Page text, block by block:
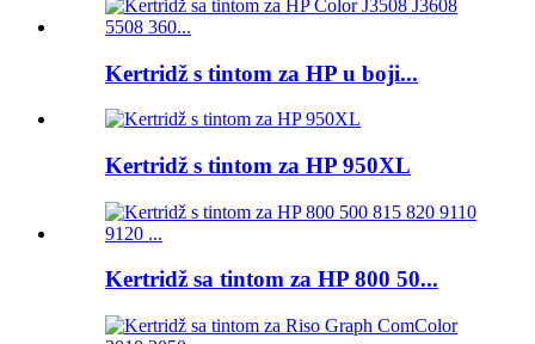
Kertridž s tintom za HP u boji...
Kertridž s tintom za HP 950XL
Kertridž sa tintom za HP 800 50...